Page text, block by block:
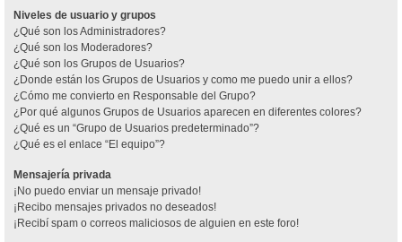
Niveles de usuario y grupos
¿Qué son los Administradores?
¿Qué son los Moderadores?
¿Qué son los Grupos de Usuarios?
¿Donde están los Grupos de Usuarios y como me puedo unir a ellos?
¿Cómo me convierto en Responsable del Grupo?
¿Por qué algunos Grupos de Usuarios aparecen en diferentes colores?
¿Qué es un “Grupo de Usuarios predeterminado”?
¿Qué es el enlace “El equipo”?
Mensajería privada
¡No puedo enviar un mensaje privado!
¡Recibo mensajes privados no deseados!
¡Recibí spam o correos maliciosos de alguien en este foro!